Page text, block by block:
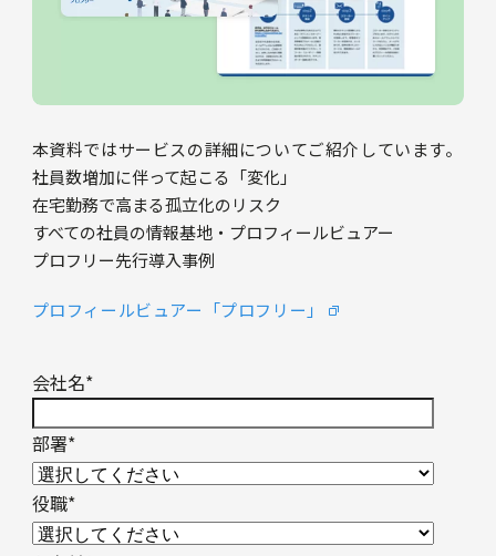
本資料ではサービスの詳細についてご紹介しています。
社員数増加に伴って起こる「変化」
在宅勤務で高まる孤立化のリスク
すべての社員の情報基地・プロフィールビュアー
プロフリー先行導入事例
プロフィールビュアー「プロフリー」
会社名*
部署*
役職*